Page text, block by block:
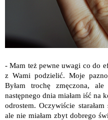
- Mam też pewne uwagi co do
z Wami podzielić. Moje
Byłam trochę zmęczona,
następnego dnia miałam iść na
odrostem. Oczywiście
ale nie miałam zbyt dobrego